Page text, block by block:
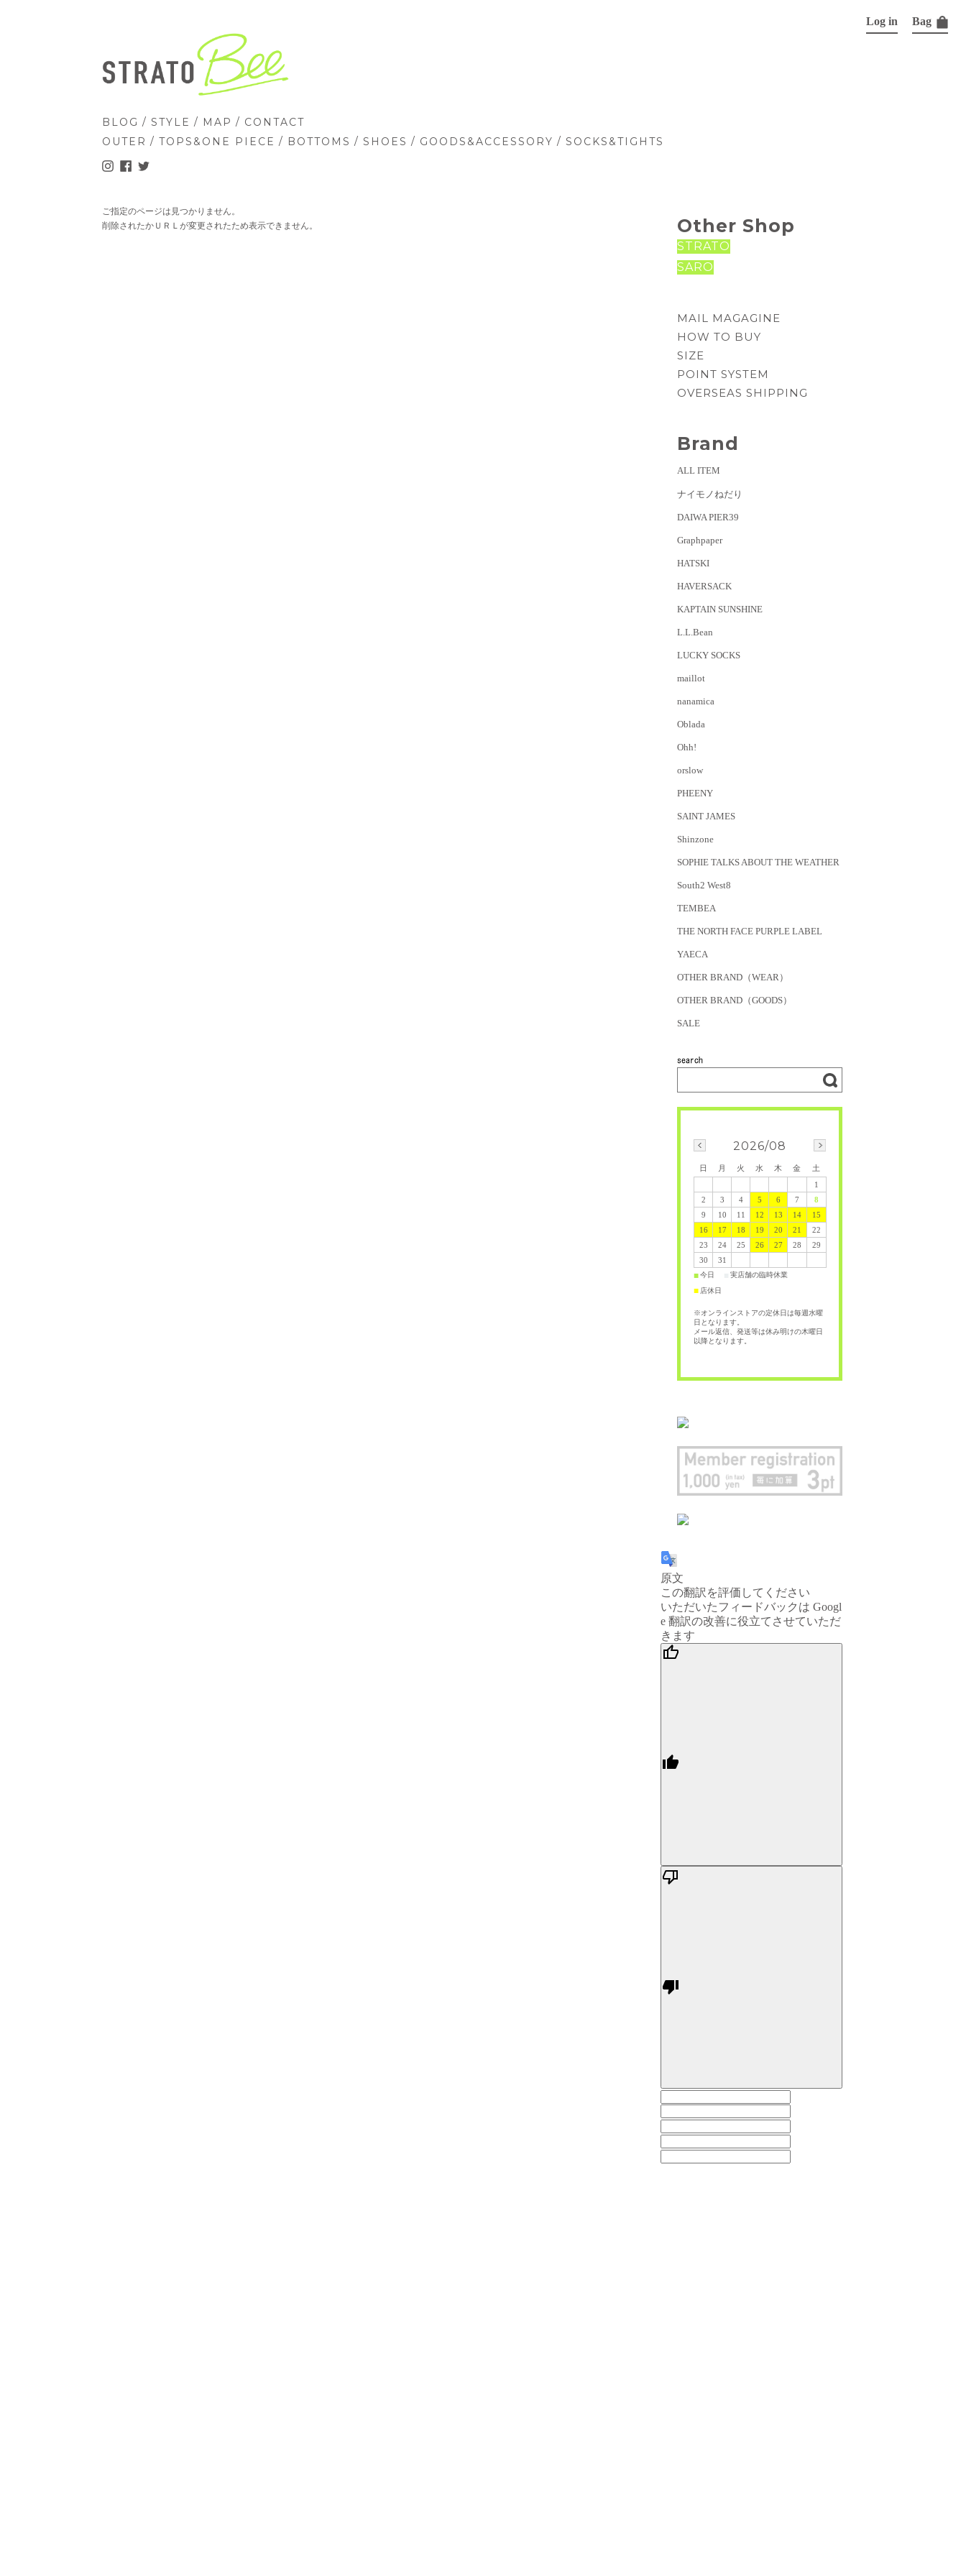
BLOG / STYLE / MAP / CONTACT
OUTER / TOPS&ONE PIECE / BOTTOMS / SHOES / GOODS&ACCESSORY / SOCKS&TIGHTS
Log in Bag
ご指定のページは見つかりません。
削除されたかＵＲＬが変更されたため表示できません。
Other Shop
STRATO
SARO
MAIL MAGAGINE
HOW TO BUY
SIZE
POINT SYSTEM
OVERSEAS SHIPPING
Brand
ALL ITEM
ナイモノねだり
DAIWA PIER39
Graphpaper
HATSKI
HAVERSACK
KAPTAIN SUNSHINE
L.L.Bean
LUCKY SOCKS
maillot
nanamica
Oblada
Ohh!
orslow
PHEENY
SAINT JAMES
Shinzone
SOPHIE TALKS ABOUT THE WEATHER
South2 West8
TEMBEA
THE NORTH FACE PURPLE LABEL
YAECA
OTHER BRAND（WEAR）
OTHER BRAND（GOODS）
SALE
2026/08
日 月 火 水 木 金
土
1
2
3 4 5 6 7
8
9
10 11 12 13 14
15
16
17 18 19 20 21
22
23
24 25 26 27 28
29
30
31
■今日 実店舗の臨時休業
■ 店休日
※オンラインストアの定休日は毎週水曜
日となります。
メール返信、発送等は休み明けの木曜日
以降となります。
原文
この翻訳を評価してください
いただいたフィードバックは Googl
e 翻訳の改善に役立てさせていただ
きます